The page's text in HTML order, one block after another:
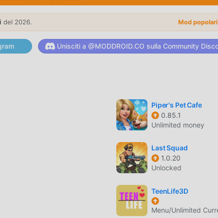
casual, in Bottle Flip , devi solo seguire il tutorial per
e goderti la gioia offerta dai classici giochi casual Bottle
una piattaforma per gli amanti dei giochi casual,
gli amanti dei giochi casual in tutto il mondo, cosa stai
gioco con tutti i partner globali felici
stile artistico unico e la grafica, le mappe e i personaggi di
e confrontato ai tradizionali giochi casual, Bottle Flip 1.29
aggiornamenti audaci. Con una tecnologia più avanzata,
migliorata. Pur mantenendo lo stile originale di
e ci sono molti diversi tipi di telefoni cellulari apk con
amanti del gioco di casual possano godersi appieno la felicità
molto tempo ad accumulare ricchezza/abilità/abilità
del 2026. Mod
Unisciti a @MODDROID.CO sulla Community
Piper's Pet Cafe
0.85.1
Unlimited money
Last Squad
1.0.20
Unlocked
TeenLife3D
Menu/Unlimited